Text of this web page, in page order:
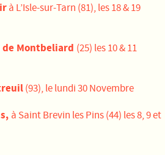
à L’Isle-sur-Tarn (81), les 18 & 19
Montbeliard (25) les 10 & 11
(93), le lundi 30 Novembre
à Saint Brevin les Pins (44) les 8, 9 et